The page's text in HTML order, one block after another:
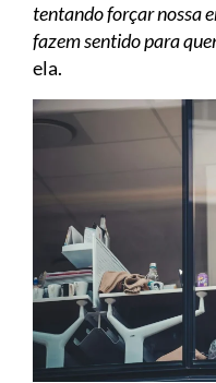
tentando forçar nossa
fazem sentido para
ela.